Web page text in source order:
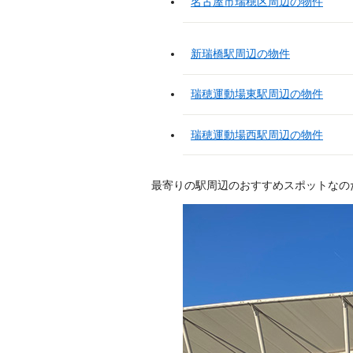
新瑞橋駅周辺の物件
瑞穂運動場東駅周辺の物件
瑞穂運動場西駅周辺の物件
最寄りの駅周辺のおすすめスポットなの